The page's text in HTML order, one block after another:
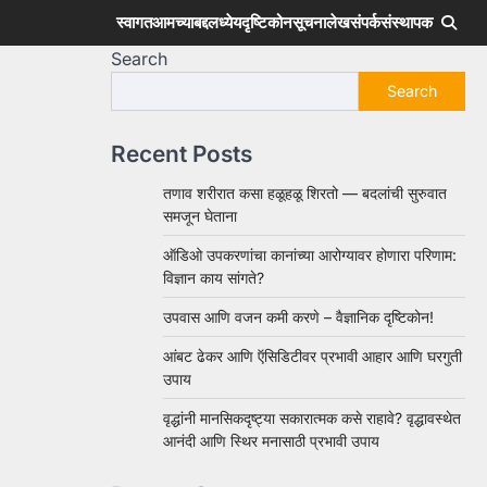
स्वागतआमच्याबद्दलध्येयदृष्टिकोनसूचनालेखसंपर्कसंस्थापक
Search
Search
Recent Posts
तणाव शरीरात कसा हळूहळू शिरतो — बदलांची सुरुवात
समजून घेताना
ऑडिओ उपकरणांचा कानांच्या आरोग्यावर होणारा परिणाम:
विज्ञान काय सांगते?
उपवास आणि वजन कमी करणे – वैज्ञानिक दृष्टिकोन!
आंबट ढेकर आणि ऍसिडिटीवर प्रभावी आहार आणि घरगुती
उपाय
वृद्धांनी मानसिकदृष्ट्या सकारात्मक कसे राहावे? वृद्धावस्थेत
आनंदी आणि स्थिर मनासाठी प्रभावी उपाय